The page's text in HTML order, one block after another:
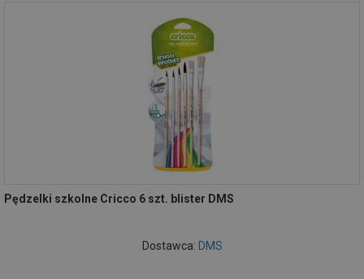
Pędzelki szkolne Cricco 6 szt. blister DMS
Dostawca: DMS